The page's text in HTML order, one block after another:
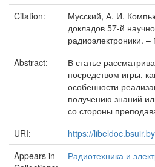
Citation:
Мусский, А. И.
докладов 57-й
радиоэлектроники.
Abstract:
В статье
посредством игры,
особенности
получению знаний
со стороны
URI:
https://
Appears in
Радиотехника и